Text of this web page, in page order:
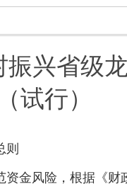
兴省级
试行）
则
金风险，根据《